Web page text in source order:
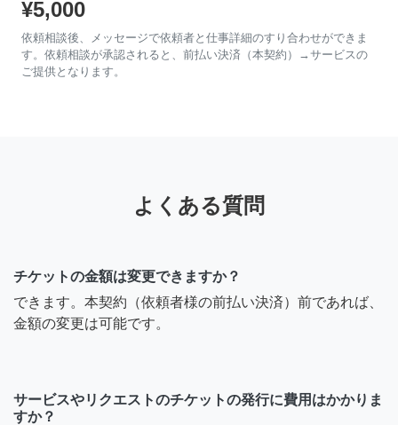
¥5,000
依頼相談後、メッセージで依頼者と仕事詳細のすり合わせができま
す。依頼相談が承認されると、前払い決済（本契約）→サービスの
ご提供となります。
よくある質問
チケットの金額は変更できますか？
できます。本契約（依頼者様の前払い決済）前であれば、
金額の変更は可能です。
サービスやリクエストのチケットの発行に費用はかかりま
すか？